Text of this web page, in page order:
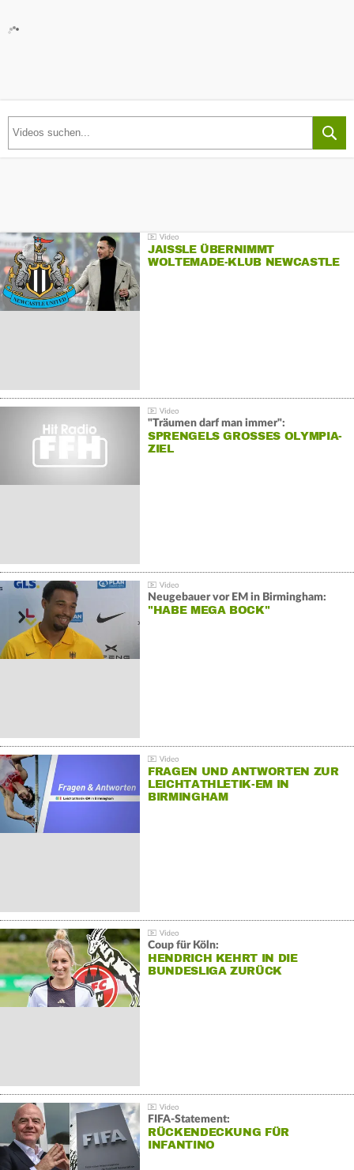
JAISSLE ÜBERNIMMT
WOLTEMADE-KLUB NEWCASTLE
"Träumen darf man immer":
SPRENGELS GROSSES OLYMPIA-Z
IEL
Neugebauer vor EM in Birmingham:
"HABE MEGA BOCK"
FRAGEN UND ANTWORTEN ZUR
LEICHTATHLETIK-EM IN
BIRMINGHAM
Coup für Köln:
HENDRICH KEHRT IN DIE
BUNDESLIGA ZURÜCK
FIFA-Statement:
RÜCKENDECKUNG FÜR
INFANTINO